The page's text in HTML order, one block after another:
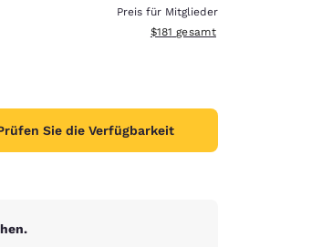
Preis für Mitglieder
Geschätzte Gesamtdetails
$181 gesamt
Sie die Verfügbarkeit